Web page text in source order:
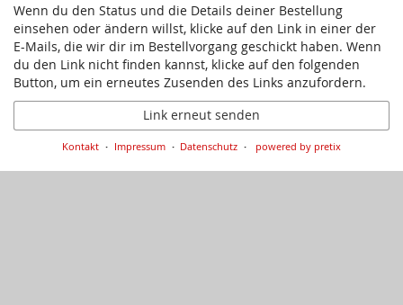
Wenn du den Status und die Details deiner Bestellung
einsehen oder ändern willst, klicke auf den Link in einer der
E-Mails, die wir dir im Bestellvorgang geschickt haben. Wenn
du den Link nicht finden kannst, klicke auf den folgenden
Button, um ein erneutes Zusenden des Links anzufordern.
Link erneut senden
Kontakt Impressum Datenschutz powered by pretix